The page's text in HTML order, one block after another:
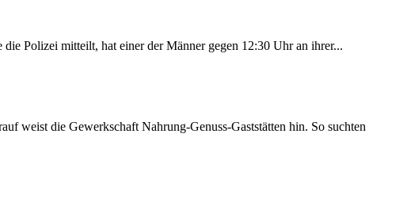
Polizei mitteilt, hat einer der Männer gegen 12:30 Uhr an ihrer...
weist die Gewerkschaft Nahrung-Genuss-Gaststätten hin. So suchten